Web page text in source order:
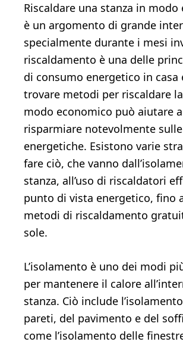
Riscaldare una stanza in modo
è un argomento di grande
specialmente durante i mesi
riscaldamento è una delle
di consumo energetico in casa
trovare metodi per riscaldare
modo economico può aiutare a
risparmiare notevolmente
energetiche. Esistono varie
fare ciò, che vanno
stanza, all’uso di riscaldatori
punto di vista energetico, fino
metodi di riscaldamento
sole.
L’isolamento è uno dei modi
per mantenere il calore
stanza. Ciò include
pareti, del pavimento e del
come l’isolamento delle